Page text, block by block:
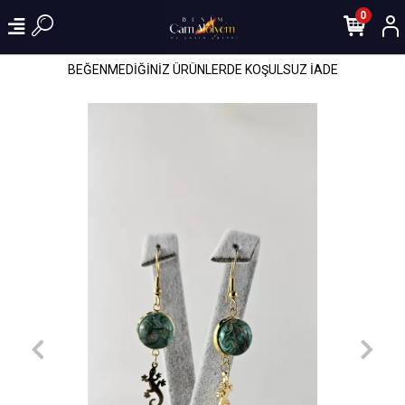
BEĞENMEDİĞİNİZ ÜRÜNLERDE KOŞULSUZ İADE
0